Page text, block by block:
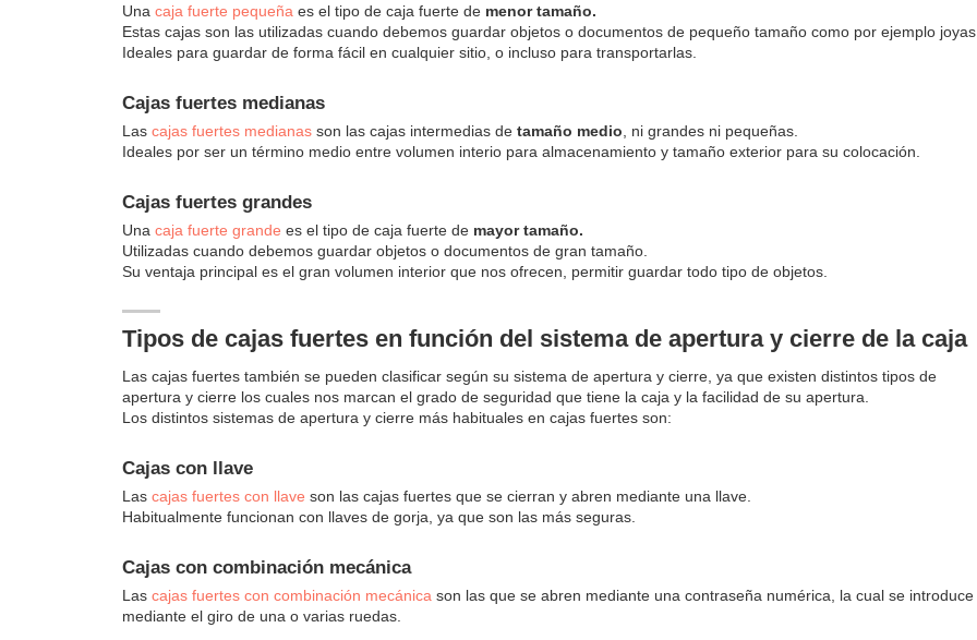
Una caja fuerte pequeña es el tipo de caja fuerte de menor tamaño.
Estas cajas son las utilizadas cuando debemos guardar objetos o documentos de pequeño tamaño como por ejemplo joyas.
Ideales para guardar de forma fácil en cualquier sitio, o incluso para transportarlas.
Cajas fuertes medianas
Las cajas fuertes medianas son las cajas intermedias de tamaño medio , ni grandes ni pequeñas.
Ideales por ser un término medio entre volumen interio para almacenamiento y tamaño exterior para su colocación.
Cajas fuertes grandes
Una caja fuerte grande es el tipo de caja fuerte de mayor tamaño.
Utilizadas cuando debemos guardar objetos o documentos de gran tamaño.
Su ventaja principal es el gran volumen interior que nos ofrecen, permitir guardar todo tipo de objetos.
Tipos de cajas fuertes en función del sistema de apertura y cierre de la caja
Las cajas fuertes también se pueden clasificar según su sistema de apertura y cierre, ya que existen distintos tipos de
apertura y cierre los cuales nos marcan el grado de seguridad que tiene la caja y la facilidad de su apertura.
Los distintos sistemas de apertura y cierre más habituales en cajas fuertes son:
Cajas con llave
Las cajas fuertes con llave son las cajas fuertes que se cierran y abren mediante una llave.
Habitualmente funcionan con llaves de gorja, ya que son las más seguras.
Cajas con combinación mecánica
Las cajas fuertes con combinación mecánica son las que se abren mediante una contraseña numérica, la cual se introduce
mediante el giro de una o varias ruedas.